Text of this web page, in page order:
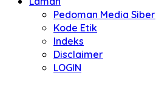
Pedoman Media Siber
Kode Etik
Indeks
Disclaimer
LOGIN